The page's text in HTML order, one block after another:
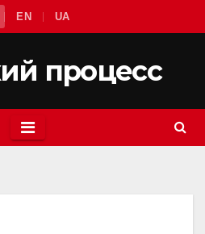
EN UA
процесс